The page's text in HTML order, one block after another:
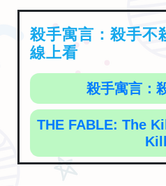
殺手寓言：殺手
線上看
殺手寓言：
THE FABLE: The
Kill